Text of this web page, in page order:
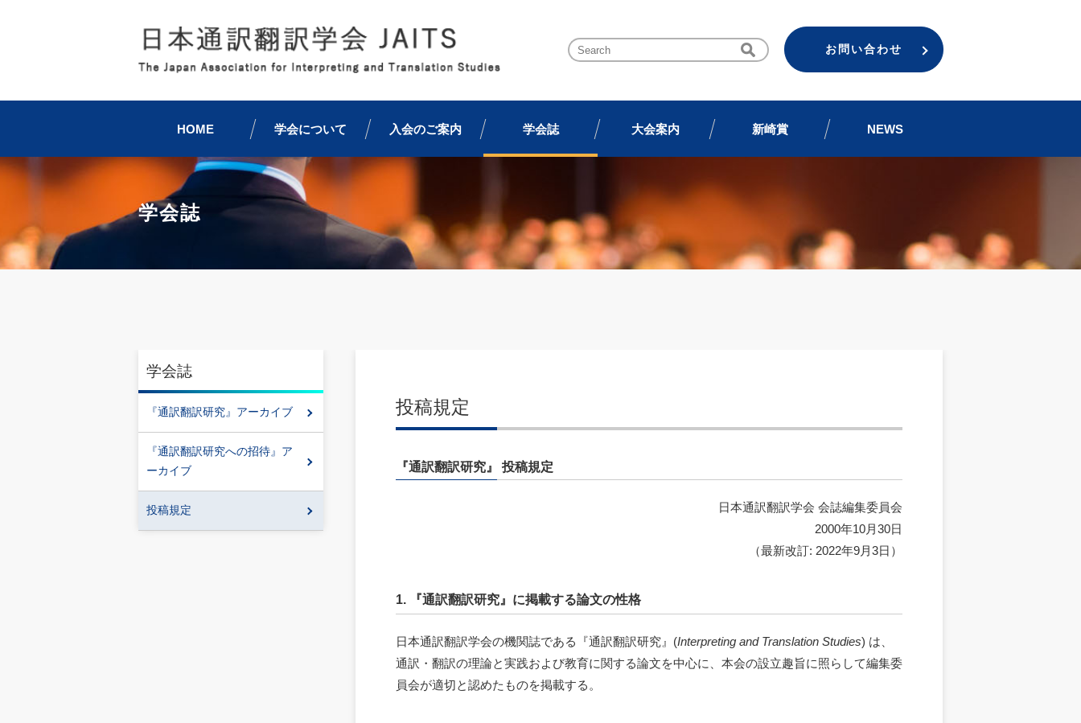
お問い合わせ
HOME 学会について 入会のご案内 学会誌 大会案内 新崎賞 NEWS
学会誌
投稿規定
『通訳翻訳研究』 投稿規定
日本通訳翻訳学会 会誌編集委員会
2000年10月30日
（最新改訂: 2022年9月3日）
1. 『通訳翻訳研究』に掲載する論文の性格
日本通訳翻訳学会の機関誌である『通訳翻訳研究』(Interpreting and Translation Studies) は、
通訳・翻訳の理論と実践および教育に関する論文を中心に、本会の設立趣旨に照らして編集委
員会が適切と認めたものを掲載する。
学会誌
『通訳翻訳研究』アーカイブ
『通訳翻訳研究への招待』ア
ーカイブ
投稿規定